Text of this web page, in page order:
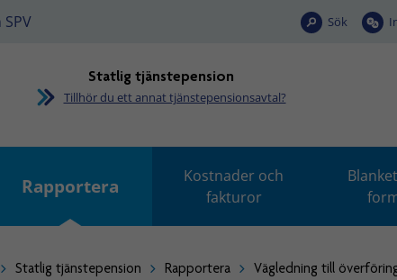
SPV Sök
Statlig tjänstepension
Tillhör du ett annat tjänstepensionsavtal?
Rapportera
Kostnader och
fakturor
Statlig tjänstepension Rapportera
Vägledning till